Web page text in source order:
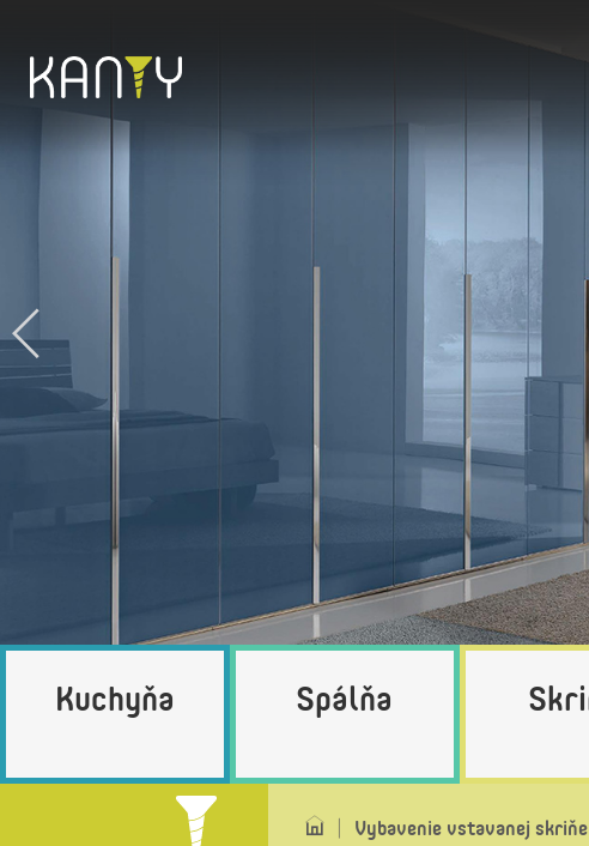
Kuchyňa Spálňa
Vybavenie vstavanej skriňe